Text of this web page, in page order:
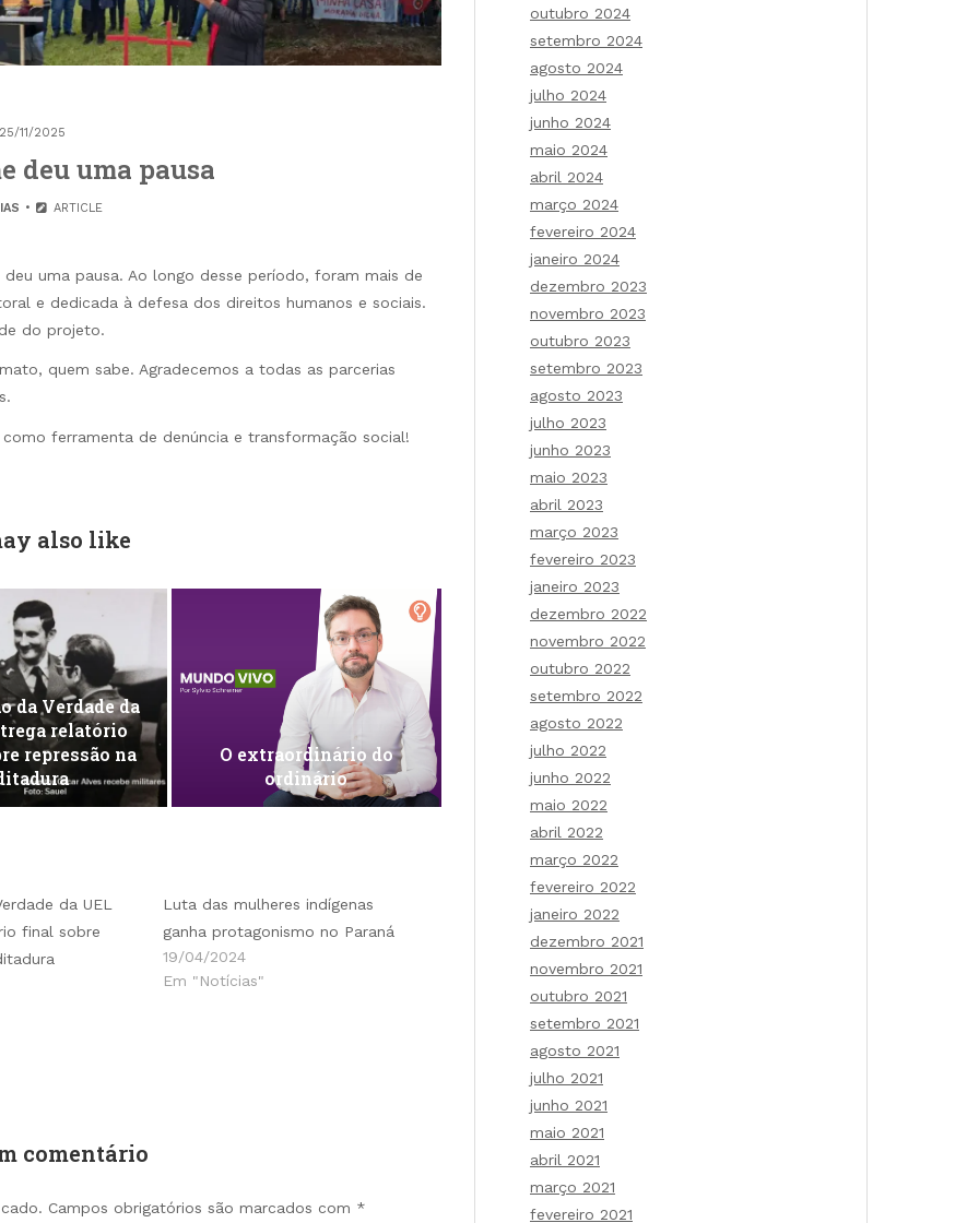
11/2025
deu uma pausa
ARTICLE
deu uma pausa. Ao longo desse período, foram mais de
e dedicada à defesa dos direitos humanos e sociais.
do projeto.
quem sabe. Agradecemos a todas as parcerias
ferramenta de denúncia e transformação social!
also like
da Verdade da
relatório
repressão na
O extraordinário do
ordinário
da UEL
final sobre
Luta das mulheres indígenas
ganha protagonismo no Paraná
19/04/2024
Em "Notícias"
comentário
Campos obrigatórios são marcados com *
outubro 2024
setembro 2024
agosto 2024
julho 2024
junho 2024
maio 2024
abril 2024
março 2024
fevereiro 2024
janeiro 2024
dezembro 2023
novembro 2023
outubro 2023
setembro 2023
agosto 2023
julho 2023
junho 2023
maio 2023
abril 2023
março 2023
fevereiro 2023
janeiro 2023
dezembro 2022
novembro 2022
outubro 2022
setembro 2022
agosto 2022
julho 2022
junho 2022
maio 2022
abril 2022
março 2022
fevereiro 2022
janeiro 2022
dezembro 2021
novembro 2021
outubro 2021
setembro 2021
agosto 2021
julho 2021
junho 2021
maio 2021
abril 2021
março 2021
fevereiro 2021